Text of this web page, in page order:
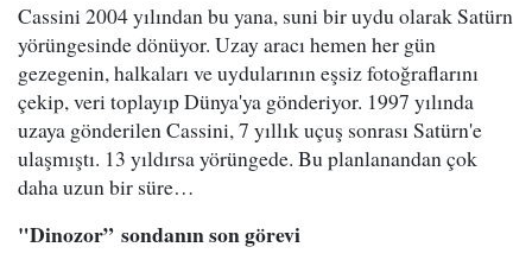
Cassini 2004 yılından bu yana, suni bir uydu olarak Satürn
yörüngesinde dönüyor. Uzay aracı hemen her gün
gezegenin, halkaları ve uydularının eşsiz fotoğraflarını
çekip, veri toplayıp Dünya'ya gönderiyor. 1997 yılında
uzaya gönderilen Cassini, 7 yıllık uçuş sonrası Satürn'e
ulaşmıştı. 13 yıldırsa yörüngede. Bu planlanandan çok
daha uzun bir süre…
"Dinozor” sondanın son görevi